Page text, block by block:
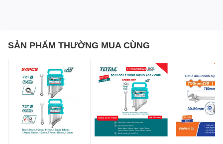
SẢN PHẨM THƯỜNG MUA CÙNG